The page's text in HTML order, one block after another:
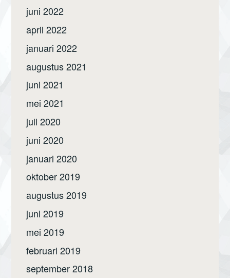
juni 2022
april 2022
januari 2022
augustus 2021
juni 2021
mei 2021
juli 2020
juni 2020
januari 2020
oktober 2019
augustus 2019
juni 2019
mei 2019
februari 2019
september 2018